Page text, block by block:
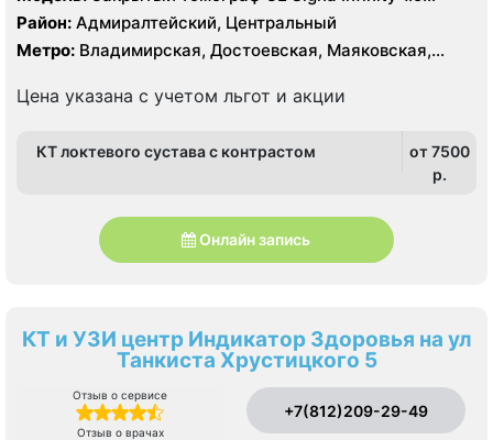
Тесла, КТ Toshiba Aquilion 64 среза
Район: Адмиралтейский, Центральный
Метро: Владимирская, Достоевская, Маяковская,
Цена указана с учетом льгот и акции
КТ локтевого сустава с контрастом
от 7500
p.
Онлайн запись
КТ и УЗИ центр Индикатор Здоровья на ул
Танкиста Хрустицкого 5
Отзыв о сервисе
Отзыв о врачах
+7(812)209-29-49